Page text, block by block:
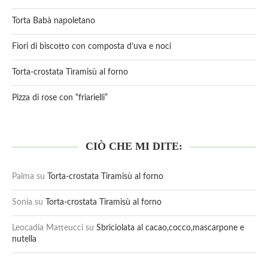
Torta Babà napoletano
Fiori di biscotto con composta d’uva e noci
Torta-crostata Tiramisù al forno
Pizza di rose con “friarielli”
CIÒ CHE MI DITE:
Palma su Torta-crostata Tiramisù al forno
Sonia su Torta-crostata Tiramisù al forno
Leocadia Matteucci su Sbriciolata al cacao,cocco,mascarpone e
nutella